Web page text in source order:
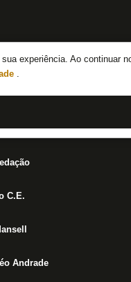
experiência. Ao continuar
.
Botafogo
C.E.
Andradeespecial’ e